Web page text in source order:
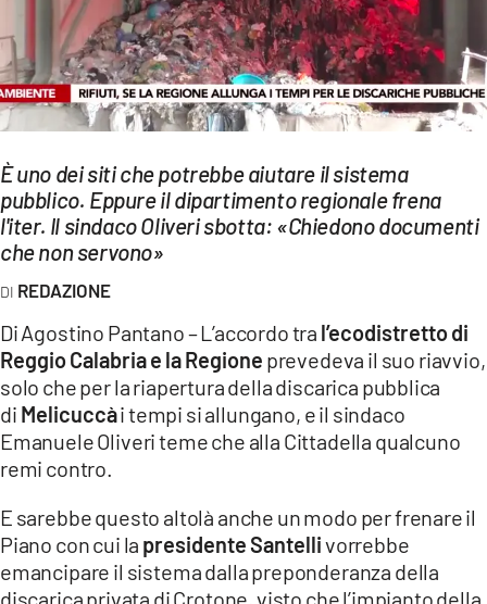
EVENTI
SPORT
Streaming
LAC TV
LAC NETWORK
LAC ONAIR
LaC
Network
LACPLAY.IT
LACTV.IT
LACONAIR.IT
LACITYMAG.IT
ILREGGINO.IT
È uno dei siti che potrebbe aiutare il sistema
pubblico. Eppure il dipartimento regionale frena
l'iter. Il sindaco Oliveri sbotta: «Chiedono documenti
che non servono»
REDAZIONE
Di Agostino Pantano – L’accordo tra l’ecodistretto di
Reggio Calabria e la Regione prevedeva il suo riavvio,
solo che per la riapertura della discarica pubblica
di Melicuccài tempi si allungano, e il sindaco
Emanuele Oliveri teme che alla Cittadella qualcuno
remi contro.
E sarebbe questo altolà anche un modo per frenare il
Piano con cui la presidente Santellivorrebbe
emancipare il sistema dalla preponderanza della
discarica privata di Crotone, visto che l’impianto della